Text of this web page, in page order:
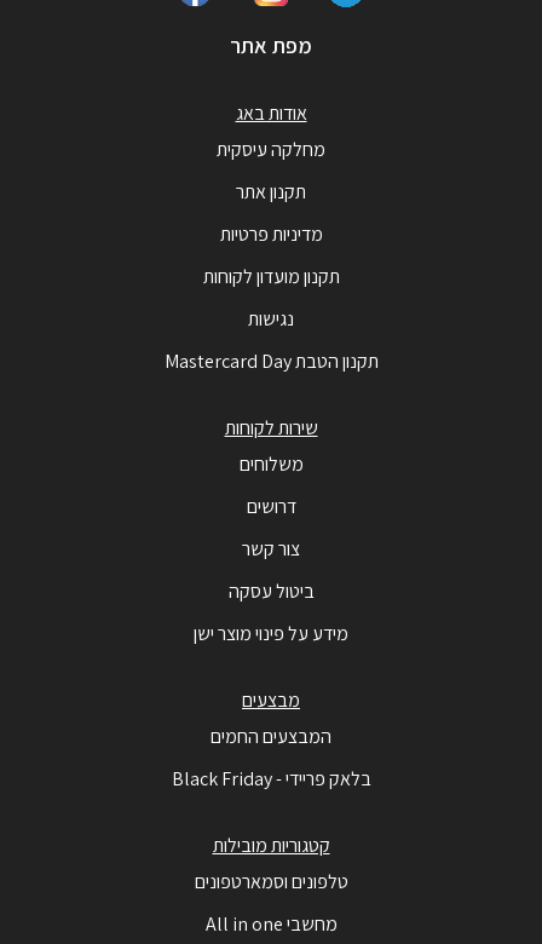
מפת אתר
אודות באג
מחלקה עיסקית
תקנון אתר
מדיניות פרטיות
תקנון מועדון לקוחות
נגישות
תקנון הטבת Mastercard Day
שירות לקוחות
משלוחים
דרושים
צור קשר
ביטול עסקה
מידע על פינוי מוצר ישן
מבצעים
המבצעים החמים
בלאק פריידי - Black Friday
קטגוריות מובילות
טלפונים וסמארטפונים
מחשבי All in one